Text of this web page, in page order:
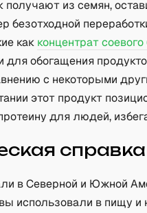
получают из семян,
безотходной
как концентрат
обогащения
с некоторыми
этот продукт
для людей,
справка
в Северной и Южной
использовали в пищу и